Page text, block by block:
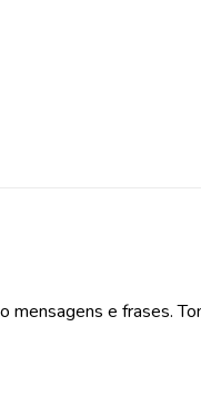
mensagens e frases.